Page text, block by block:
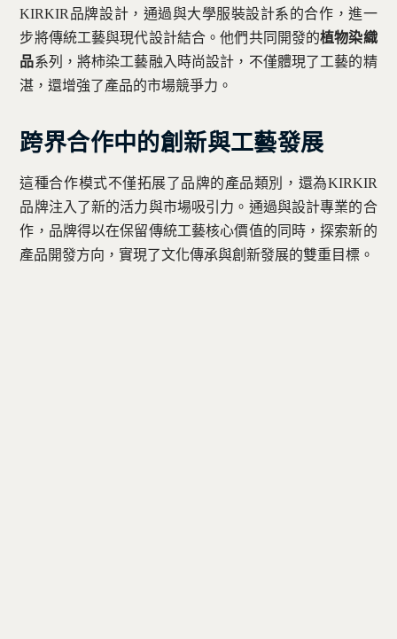
KIRKIR品牌設計，通過與大學服裝設計系的合作，進一
步將傳統工藝與現代設計結合。他們共同開發的植物染織
品系列，將柿染工藝融入時尚設計，不僅體現了工藝的精
湛，還增強了產品的市場競爭力。
跨界合作中的創新與工藝發展
這種合作模式不僅拓展了品牌的產品類別，還為KIRKIR
品牌注入了新的活力與市場吸引力。通過與設計專業的合
作，品牌得以在保留傳統工藝核心價值的同時，探索新的
產品開發方向，實現了文化傳承與創新發展的雙重目標。